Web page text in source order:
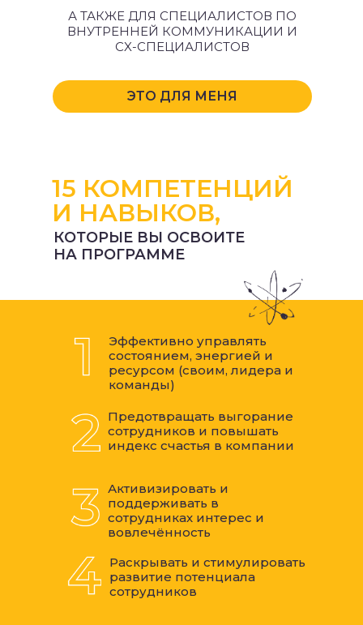
ЭТО ДЛЯ МЕНЯ
А ТАКЖЕ ДЛЯ СПЕЦИАЛИСТОВ ПО
ВНУТРЕННЕЙ КОММУНИКАЦИИ И
CX-СПЕЦИАЛИСТОВ
15 КОМПЕТЕНЦИЙ
И НАВЫКОВ,
КОТОРЫЕ ВЫ ОСВОИТЕ
НА ПРОГРАММЕ
Эффективно управлять
состоянием, энергией и
ресурсом (своим, лидера и
команды)
Предотвращать выгорание
сотрудников и повышать
индекс счастья в компании
Активизировать и
поддерживать в
сотрудниках интерес и
вовлечённость
Раскрывать и стимулировать
развитие потенциала
сотрудников
Обеспечивать сонастройку,
гармонизацию и
СИСТЕМА